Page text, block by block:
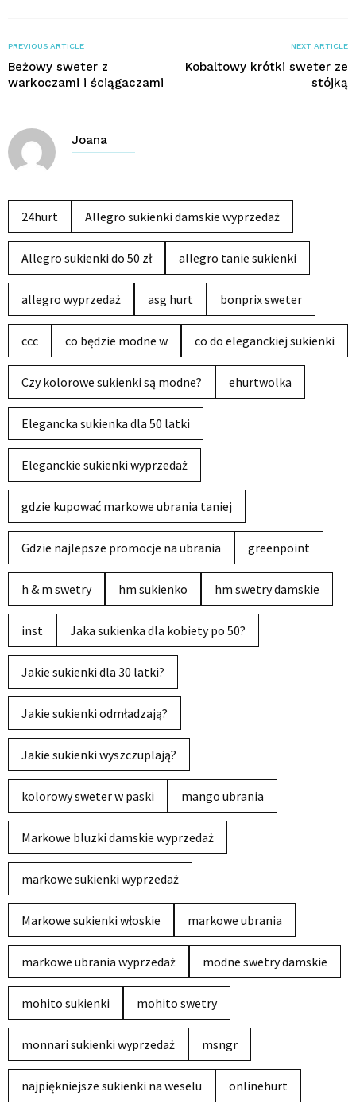
PREVIOUS ARTICLE
Beżowy sweter z
warkoczami i ściągaczami
NEXT ARTICLE
Kobaltowy krótki sweter ze
stójką
Joana
24hurt Allegro sukienki damskie wyprzedaż
Allegro sukienki do 50 zł allegro tanie sukienki
allegro wyprzedaż asg hurt bonprix sweter
ccc co będzie modne w co do eleganckiej sukienki
Czy kolorowe sukienki są modne? ehurtwolka
Elegancka sukienka dla 50 latki
Eleganckie sukienki wyprzedaż
gdzie kupować markowe ubrania taniej
Gdzie najlepsze promocje na ubrania greenpoint
h & m swetry hm sukienko hm swetry damskie
inst Jaka sukienka dla kobiety po 50?
Jakie sukienki dla 30 latki?
Jakie sukienki odmładzają?
Jakie sukienki wyszczuplają?
kolorowy sweter w paski mango ubrania
Markowe bluzki damskie wyprzedaż
markowe sukienki wyprzedaż
Markowe sukienki włoskie markowe ubrania
markowe ubrania wyprzedaż modne swetry damskie
mohito sukienki mohito swetry
monnari sukienki wyprzedaż msngr
najpiękniejsze sukienki na weselu onlinehurt